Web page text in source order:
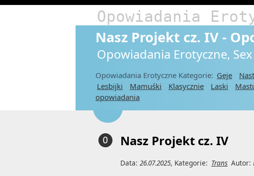
Opowiadania
Nasz Projekt cz. IV -
Opowiadania Erotyczne,
Opowiadania Erotyczne Kategorie: Geje
Lesbijki
Mamuśki Klasycznie Laski
opowiadania
Nasz Projekt cz. IV
Data: 26.07.2025, Kategorie: Trans Autor: